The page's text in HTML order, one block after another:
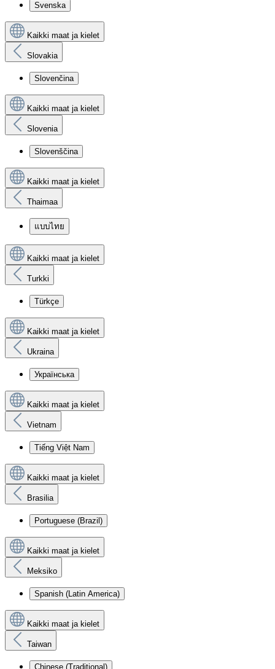
Svenska
Kaikki maat ja kielet
Slovakia
Slovenčina
Kaikki maat ja kielet
Slovenia
Slovenščina
Kaikki maat ja kielet
Thaimaa
แบบไทย
Kaikki maat ja kielet
Turkki
Türkçe
Kaikki maat ja kielet
Ukraina
Українська
Kaikki maat ja kielet
Vietnam
Tiếng Việt Nam
Kaikki maat ja kielet
Brasilia
Portuguese (Brazil)
Kaikki maat ja kielet
Meksiko
Spanish (Latin America)
Kaikki maat ja kielet
Taiwan
Chinese (Traditional)